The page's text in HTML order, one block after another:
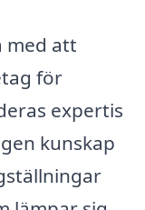
med att
för
expertis
kunskap